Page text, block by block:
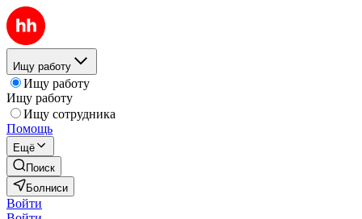
Ищу работу
Ищу работу
Ищу работу
Ищу сотрудника
Помощь
Ещё
Поиск
Болниси
Войти